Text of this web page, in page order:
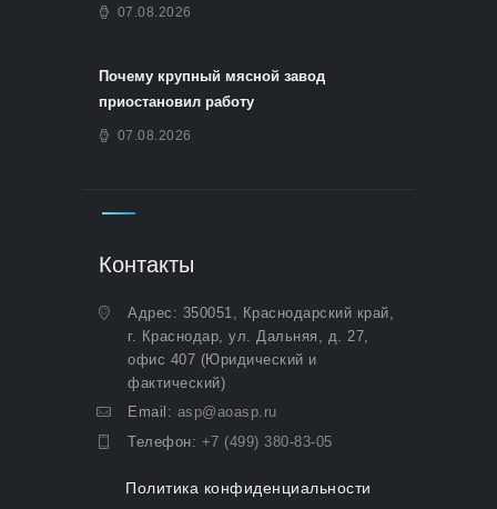
07.08.2026
Почему крупный мясной завод
приостановил работу
07.08.2026
Контакты
Адрес: 350051, Краснодарский край,
г. Краснодар, ул. Дальняя, д. 27,
офис 407 (Юридический и
фактический)
Email: asp@aoasp.ru
Телефон: +7 (499) 380-83-05
Политика конфиденциальности